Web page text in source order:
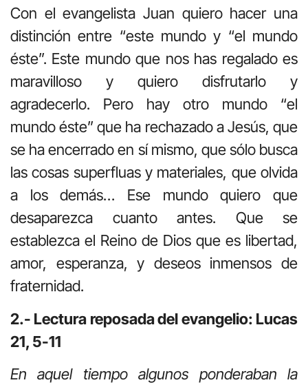
Con el evangelista Juan quiero hacer una
distinción entre “este mundo y “el mundo
éste”. Este mundo que nos has regalado es
maravilloso y quiero disfrutarlo y
agradecerlo. Pero hay otro mundo “el
mundo éste” que ha rechazado a Jesús, que
se ha encerrado en sí mismo, que sólo busca
las cosas superfluas y materiales, que olvida
a los demás… Ese mundo quiero que
desaparezca cuanto antes. Que se
establezca el Reino de Dios que es libertad,
amor, esperanza, y deseos inmensos de
fraternidad.
2.- Lectura reposada del evangelio: Lucas
21, 5-11
En aquel tiempo algunos ponderaban la